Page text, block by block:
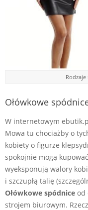
Ołówkowe
W internetowym
Mowa tu chociażby o
kobiety o figurze
spokojnie mogą
wyeksponują walory
i szczupłą talię
Ołówkowe spódnice od
strojem biurowym.